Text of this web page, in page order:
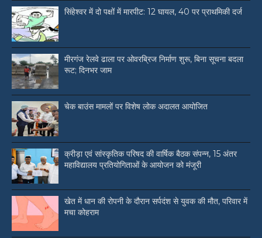
सिंहेश्वर में दो पक्षों में मारपीट: 12 घायल, 40 पर प्राथमिकी दर्ज
मीरगंज रेलवे ढाला पर ओवरब्रिज निर्माण शुरू, बिना सूचना बदला
रूट; दिनभर जाम
चेक बाउंस मामलों पर विशेष लोक अदालत आयोजित
क्रीड़ा एवं सांस्कृतिक परिषद की वार्षिक बैठक संपन्न, 15 अंतर
महाविद्यालय प्रतियोगिताओं के आयोजन को मंजूरी
खेत में धान की रोपनी के दौरान सर्पदंश से युवक की मौत, परिवार में
मचा कोहराम